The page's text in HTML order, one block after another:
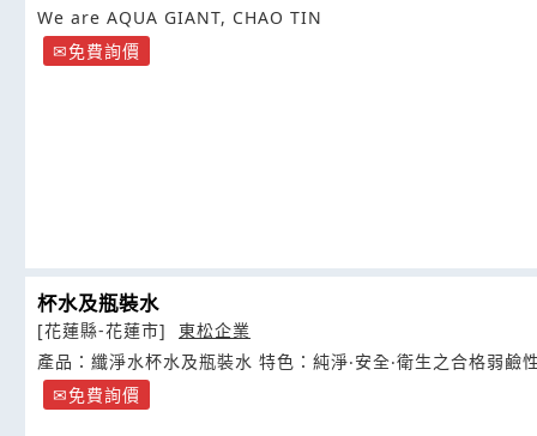
We are AQUA GIANT, CHAO TIN
免費詢價
杯水及瓶裝水
[花蓮縣-花蓮市]
東松企業
產品：纖淨水杯水及瓶裝水 特色：純淨‧安全‧衛生之合格弱鹼
免費詢價